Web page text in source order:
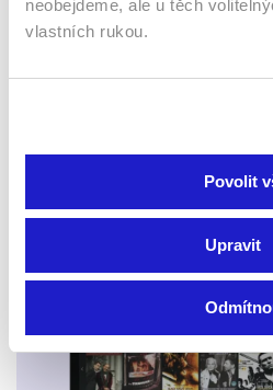
neobejdeme, ale u těch
vlastních rukou.
Povolit
Upravit
Smart TV - Android,